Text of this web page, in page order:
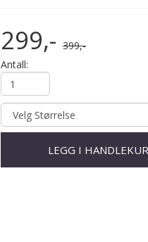
299,- 399,-
Antall:
LEGG I